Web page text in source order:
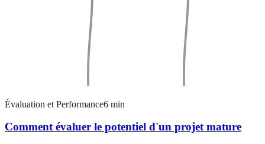
Évaluation et Performance6 min
Comment évaluer le potentiel d'un projet mature